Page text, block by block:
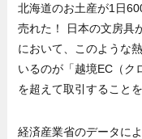
北海道のお土産が1日
売れた！ 日本の文房
において、このような
いるのが「越境EC（ク
を超えて取引することを
経済産業省のデータに